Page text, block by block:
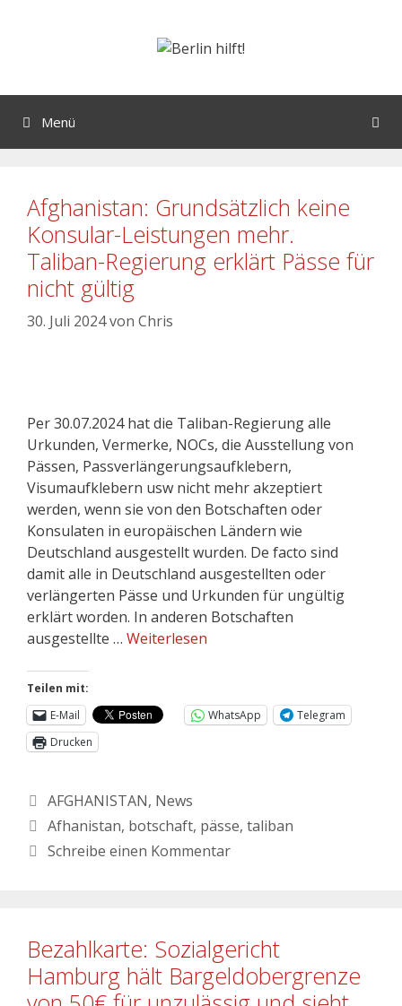
Menü
Afghanistan: Grundsätzlich keine
Konsular-Leistungen mehr.
Taliban-Regierung erklärt Pässe für
nicht gültig
30. Juli 2024von Chris
Per 30.07.2024 hat die Taliban-Regierung alle
Urkunden, Vermerke, NOCs, die Ausstellung von
Pässen, Passverlängerungsaufklebern,
Visumaufklebern usw nicht mehr akzeptiert
werden, wenn sie von den Botschaften oder
Konsulaten in europäischen Ländern wie
Deutschland ausgestellt wurden. De facto sind
damit alle in Deutschland ausgestellten oder
verlängerten Pässe und Urkunden für ungültig
erklärt worden. In anderen Botschaften
ausgestellte … Weiterlesen
Teilen mit:
E-Mail
WhatsApp
Telegram
Drucken
AFGHANISTAN, News
Afhanistan, botschaft, pässe, taliban
Schreibe einen Kommentar
Bezahlkarte: Sozialgericht
Hamburg hält Bargeldobergrenze